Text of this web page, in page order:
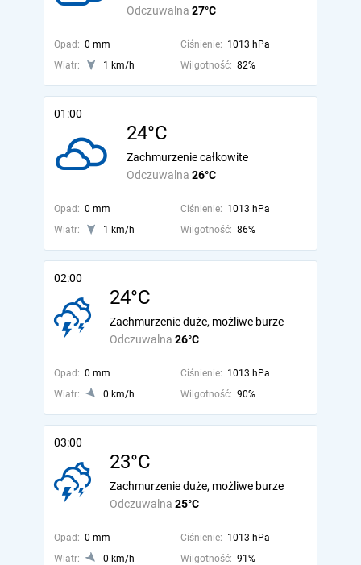
Odczuwalna 27°C
Opad: 0 mm Ciśnienie: 1013 hPa
Wiatr:
1 km/h Wilgotność: 82%
01:00
24°C
Odczuwalna 26°C
Zachmurzenie całkowite
Opad: 0 mm Ciśnienie: 1013 hPa
Wiatr:
1 km/h Wilgotność: 86%
02:00
24°C
Odczuwalna 26°C
Zachmurzenie duże, możliwe burze
Opad: 0 mm Ciśnienie: 1013 hPa
Wiatr:
0 km/h Wilgotność: 90%
03:00
23°C
Odczuwalna 25°C
Zachmurzenie duże, możliwe burze
Opad: 0 mm Ciśnienie: 1013 hPa
Wiatr:
0 km/h Wilgotność: 91%